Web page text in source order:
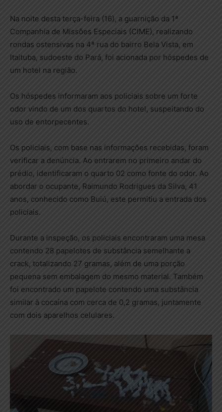
Na noite desta terça-feira (16), a guarnição da 1ª
Companhia de Missões Especiais (CIME), realizando
rondas ostensivas na 4ª rua do bairro Bela Vista, em
Itaituba, sudoeste do Pará, foi acionada por hóspedes de
um hotel na região.
Os hóspedes informaram aos policiais sobre um forte
odor vindo de um dos quartos do hotel, suspeitando do
uso de entorpecentes.
Os policiais, com base nas informações recebidas, foram
verificar a denúncia. Ao entrarem no primeiro andar do
prédio, identificaram o quarto 02 como fonte do odor. Ao
abordar o ocupante, Raimundo Rodrigues da Silva, 41
anos, conhecido como Buiú, este permitiu a entrada dos
policiais.
Durante a inspeção, os policiais encontraram uma mesa
contendo 28 papelotes de substância semelhante a
crack, totalizando 27 gramas, além de uma porção
pequena sem embalagem do mesmo material. Também
foi encontrado um papelote contendo uma substância
similar à cocaína com cerca de 0,2 gramas, juntamente
com dois aparelhos celulares.